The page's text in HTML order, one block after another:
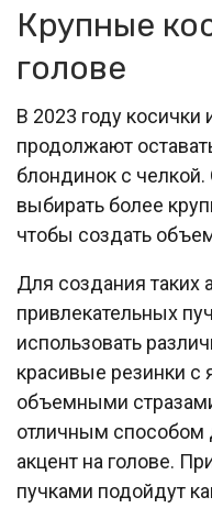
Крупные
голове
В 2023 году косички
продолжают
блондинок с челкой.
выбирать более
чтобы создать
Для создания таких
привлекательных
использовать
красивые резинки с
объемными
отличным способом
акцент на голове.
пучками подойдут